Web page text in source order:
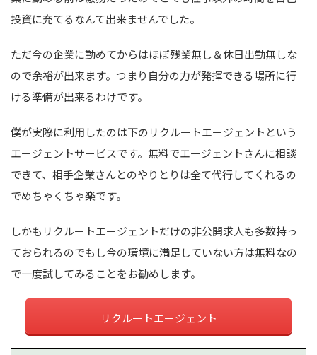
投資に充てるなんて出来ませんでした。
ただ今の企業に勤めてからはほぼ残業無し＆休日出勤無しな
ので余裕が出来ます。つまり自分の力が発揮できる場所に行
ける準備が出来るわけです。
僕が実際に利用したのは下のリクルートエージェントという
エージェントサービスです。無料でエージェントさんに相談
できて、相手企業さんとのやりとりは全て代行してくれるの
でめちゃくちゃ楽です。
しかもリクルートエージェントだけの非公開求人も多数持っ
ておられるのでもし今の環境に満足していない方は無料なの
で一度試してみることをお勧めします。
リクルートエージェント